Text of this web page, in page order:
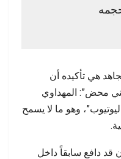
هي تأكيده أن
محض”: المهداوي
وهو ما لا يسمح
قد دافع سابقاً داخل